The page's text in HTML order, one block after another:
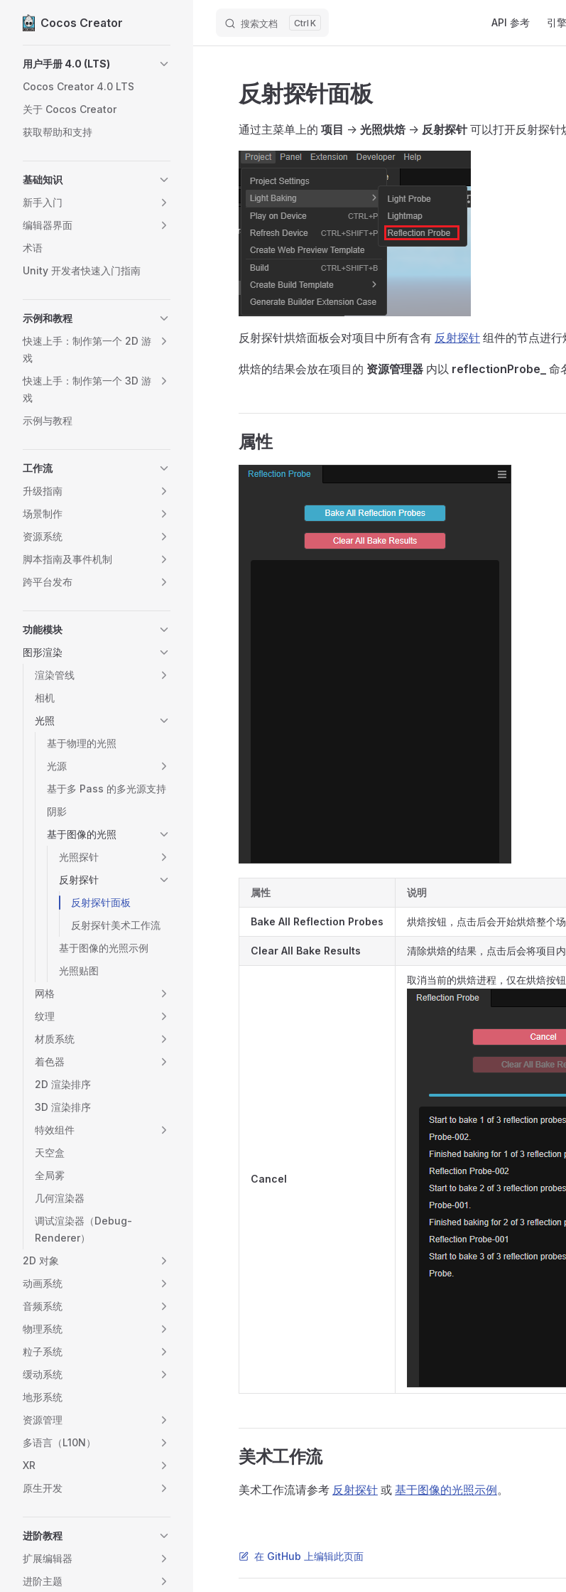
Skip to content
Cocos Creator 搜索文档 K API 参考 引
用户手册 4.0 (LTS)
Cocos Creator 4.0 LTS
关于 Cocos Creator
获取帮助和支持
基础知识
新手入门
编辑器界面
术语
Unity 开发者快速入门指南
示例和教程
快速上手：制作第一个 2D 游
戏
快速上手：制作第一个 3D 游
戏
示例与教程
工作流
升级指南
场景制作
资源系统
脚本指南及事件机制
跨平台发布
功能模块
图形渲染
渲染管线
相机
光照
基于物理的光照
光源
基于多 Pass 的多光源支持
阴影
基于图像的光照
光照探针
反射探针
反射探针面板
反射探针美术工作流
基于图像的光照示例
光照贴图
网格
纹理
材质系统
着色器
2D 渲染排序
3D 渲染排序
特效组件
天空盒
全局雾
几何渲染器
调试渲染器（Debug-
Renderer）
2D 对象
动画系统
音频系统
物理系统
粒子系统
缓动系统
地形系统
资源管理
多语言（L10N）
XR
原生开发
进阶教程
扩展编辑器
进阶主题
反射探针面板
通过主菜单上的 项目 -> 光照烘焙-> 反射探针可以打开反射探针
反射探针烘焙面板会对项目中所有含有 反射探针 组件的节点进行
烘焙的结果会放在项目的 资源管理器 内以 reflectionProbe_ 命
属性
属性 说明
Bake All Reflection Probes 烘焙按钮，点击后会开始烘焙整个
Clear All Bake Results 清除烘焙的结果，点击后会将项目
Cancel
取消当前的烘焙进程，仅在烘焙按
美术工作流
美术工作流请参考 反射探针 或 基于图像的光照示例。
在 GitHub 上编辑此页面